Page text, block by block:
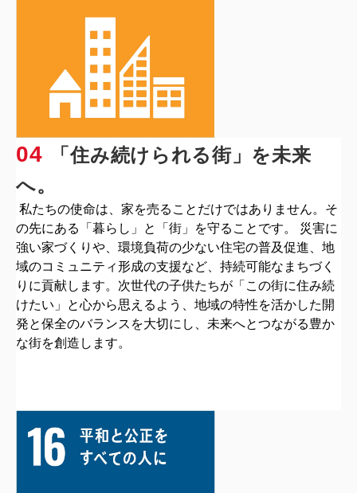
04
「住み続けられる街」を未来
へ。
私たちの使命は、家を売ることだけではありません。そ
の先にある「暮らし」と「街」を守ることです。 災害に
強い家づくりや、環境負荷の少ない住宅の普及促進、地
域のコミュニティ形成の支援など、持続可能なまちづく
りに貢献します。次世代の子供たちが「この街に住み続
けたい」と心から思えるよう、地域の特性を活かした開
発と保全のバランスを大切にし、未来へとつながる豊か
な街を創造します。